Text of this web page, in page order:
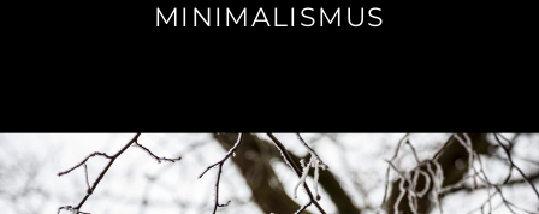
MINIMALISMUS